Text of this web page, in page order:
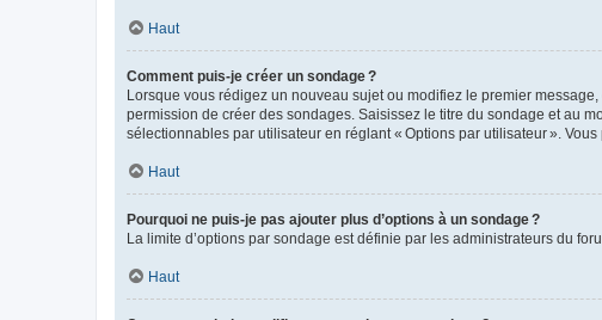
Haut
Comment puis-je créer un sondage ?
Lorsque vous rédigez un nouveau sujet ou modifiez le premier
permission de créer des sondages. Saisissez le titre du sondage et au
sélectionnables par utilisateur en réglant « Options par utilisateur ».
Haut
Pourquoi ne puis-je pas ajouter plus d’options à un sondage ?
La limite d’options par sondage est définie par les administrateurs du
Haut